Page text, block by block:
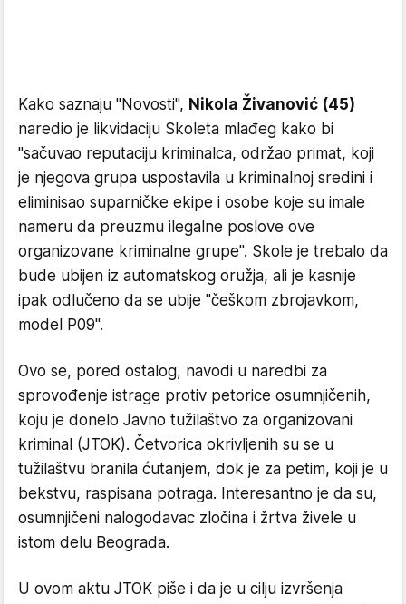
Kako saznaju "Novosti", Nikola Živanović (45)
naredio je likvidaciju Skoleta mlađeg kako bi
"sačuvao reputaciju kriminalca, održao primat, koji
je njegova grupa uspostavila u kriminalnoj sredini i
eliminisao suparničke ekipe i osobe koje su imale
nameru da preuzmu ilegalne poslove ove
organizovane kriminalne grupe". Skole je trebalo da
bude ubijen iz automatskog oružja, ali je kasnije
ipak odlučeno da se ubije "češkom zbrojavkom,
model P09".
Ovo se, pored ostalog, navodi u naredbi za
sprovođenje istrage protiv petorice osumnjičenih,
koju je donelo Javno tužilaštvo za organizovani
kriminal (JTOK). Četvorica okrivljenih su se u
tužilaštvu branila ćutanjem, dok je za petim, koji je u
bekstvu, raspisana potraga. Interesantno je da su,
osumnjičeni nalogodavac zločina i žrtva živele u
istom delu Beograda.
U ovom aktu JTOK piše i da je u cilju izvršenja